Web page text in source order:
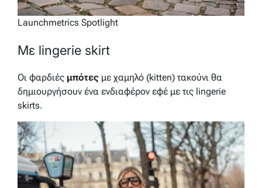
Launchmetrics Spotlight
Με lingerie skirt
Οι φαρδιές μπότες με χαμηλό (kitten) τακούνι θα
δημιουργήσουν ένα ενδιαφέρον εφέ με τις lingerie
skirts.